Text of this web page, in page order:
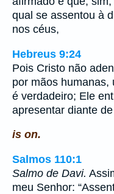
qual se assentou à
nos céus,
Hebreus 9:24
Pois Cristo não
por mãos humanas,
é verdadeiro; Ele
apresentar diante
is on.
Salmos 110:1
Salmo de Davi.
meu Senhor: